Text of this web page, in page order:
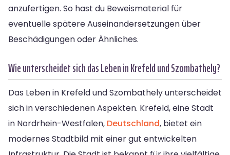
anzufertigen. So hast du Beweismaterial für
eventuelle spätere Auseinandersetzungen über
Beschädigungen oder Ähnliches.
Wie unterscheidet sich das Leben in Krefeld und Szombathely?
Das Leben in Krefeld und Szombathely unterscheidet
sich in verschiedenen Aspekten. Krefeld, eine Stadt
in Nordrhein-Westfalen, Deutschland, bietet ein
modernes Stadtbild mit einer gut entwickelten